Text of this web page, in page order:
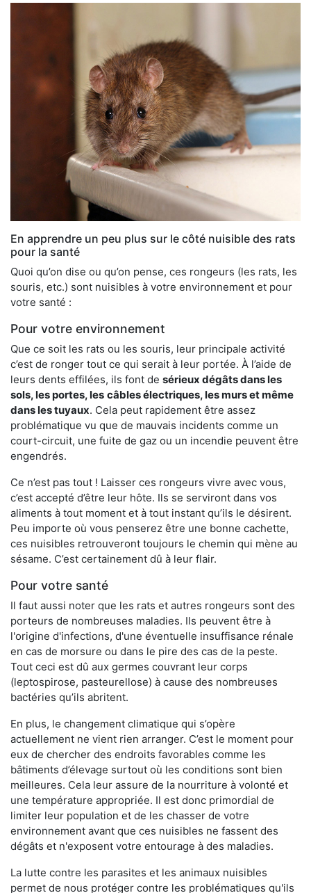
En apprendre un peu plus sur le côté nuisible des rats
pour la santé
Quoi qu’on dise ou qu’on pense, ces rongeurs (les rats, les
souris, etc.) sont nuisibles à votre environnement et pour
votre santé :
Pour votre environnement
Que ce soit les rats ou les souris, leur principale activité
c’est de ronger tout ce qui serait à leur portée. À l’aide de
leurs dents effilées, ils font de sérieux dégâts dans les
sols, les portes, les câbles électriques, les murs et même
dans les tuyaux. Cela peut rapidement être assez
problématique vu que de mauvais incidents comme un
court-circuit, une fuite de gaz ou un incendie peuvent être
engendrés.
Ce n’est pas tout ! Laisser ces rongeurs vivre avec vous,
c’est accepté d’être leur hôte. Ils se serviront dans vos
aliments à tout moment et à tout instant qu’ils le désirent.
Peu importe où vous penserez être une bonne cachette,
ces nuisibles retrouveront toujours le chemin qui mène au
sésame. C’est certainement dû à leur flair.
Pour votre santé
Il faut aussi noter que les rats et autres rongeurs sont des
porteurs de nombreuses maladies. Ils peuvent être à
l'origine d'infections, d'une éventuelle insuffisance rénale
en cas de morsure ou dans le pire des cas de la peste.
Tout ceci est dû aux germes couvrant leur corps
(leptospirose, pasteurellose) à cause des nombreuses
bactéries qu’ils abritent.
En plus, le changement climatique qui s’opère
actuellement ne vient rien arranger. C’est le moment pour
eux de chercher des endroits favorables comme les
bâtiments d’élevage surtout où les conditions sont bien
meilleures. Cela leur assure de la nourriture à volonté et
une température appropriée. Il est donc primordial de
limiter leur population et de les chasser de votre
environnement avant que ces nuisibles ne fassent des
dégâts et n'exposent votre entourage à des maladies.
La lutte contre les parasites et les animaux nuisibles
permet de nous protéger contre les problématiques qu'ils